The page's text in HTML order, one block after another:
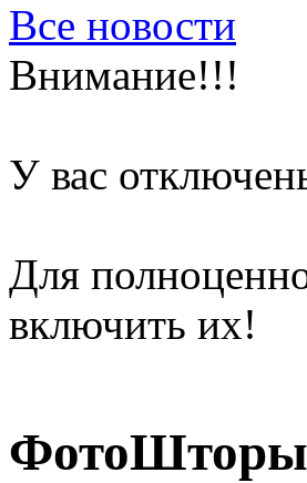
Все новости
Внимание!!!
У вас
Для
включить их!
ФотоШторы